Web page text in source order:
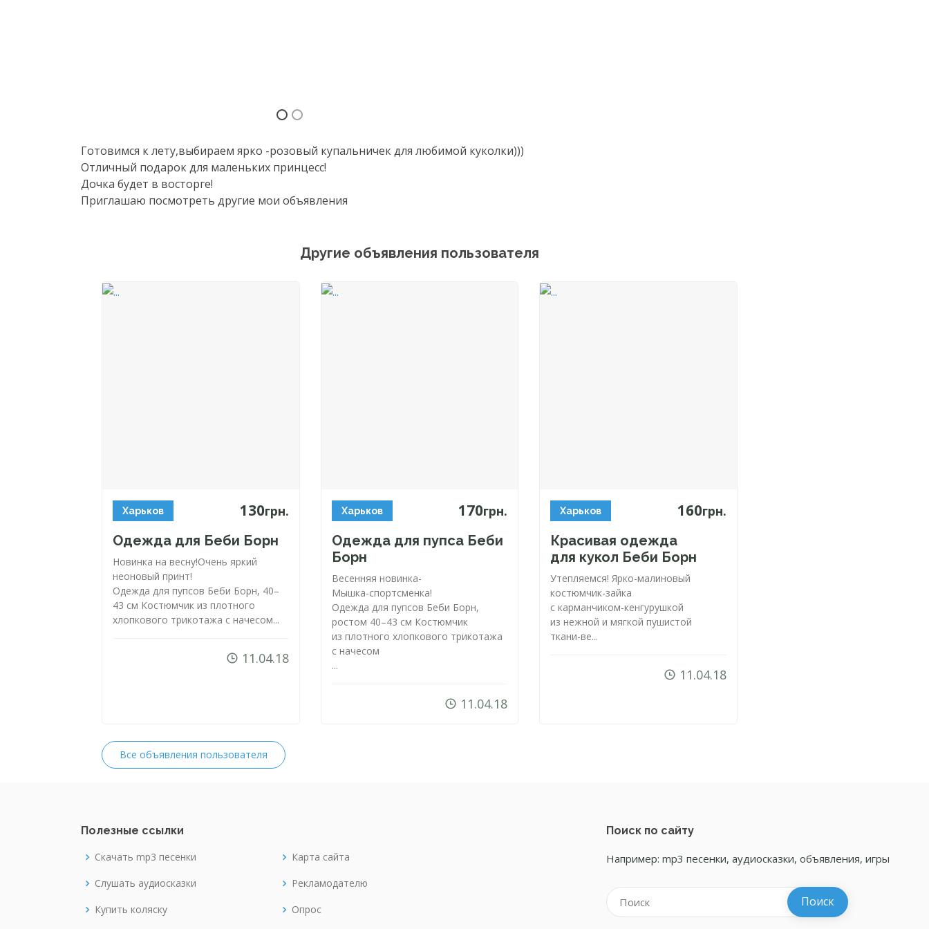
Готовимся к лету,выбираем ярко -розовый купальничек для любимой куколки)))
Отличный подарок для маленьких принцесс!
Дочка будет в восторге!
Приглашаю посмотреть другие мои объявления
Другие объявления пользователя
Харьков 130грн.
Одежда для Беби Борн
Новинка на весну!Очень яркий
неоновый принт!
Одежда для пупсов Беби Борн, 40–
43 см Костюмчик из плотного
хлопкового трикотажа с начесом...
11.04.18
Харьков 170грн.
Одежда для пупса Беби
Борн
Весенняя новинка-
Мышка-спортсменка!
Одежда для пупсов Беби Борн,
ростом 40–43 см Костюмчик
из плотного хлопкового трикотажа
с начесом
...
11.04.18
Харьков 160грн.
Красивая одежда
для кукол Беби Борн
Утепляемся!Ярко-малиновый
костюмчик-зайка
cкарманчиком-кенгурушкой
из нежной и мягкой пушистой
ткани-ве...
11.04.18
Все объявления пользователя
Полезные ссылки
Скачать mp3 песенки
Слушать аудиосказки
Купить коляску
Карта сайта
Рекламодателю
Опрос
Поиск по сайту
Например: mp3 песенки, аудиосказки, объявления, игры